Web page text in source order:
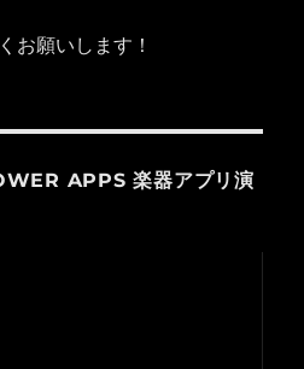
お願いします！
APPS 楽器アプリ演